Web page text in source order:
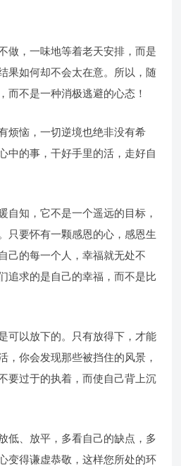
做，一味地等着老天安排，而是
果如何却不会太在意。所以，随
而不是一种消极逃避的心态！
烦恼，一切逆境也绝非没有希
中的事，干好手里的活，走好自
自知，它不是一个遥远的目标，
只要怀有一颗感恩的心，感恩生
己的每一个人，幸福就无处不
追求的是自己的幸福，而不是比
可以放下的。只有放得下，才能
，你会发现那些被挡住的风景，
要过于的执着，而使自己背上沉
低、放平，多看自己的缺点，多
变得谦虚恭敬，这样您所处的环